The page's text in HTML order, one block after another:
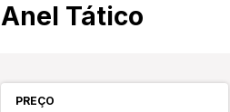
Anel Tático
PREÇO